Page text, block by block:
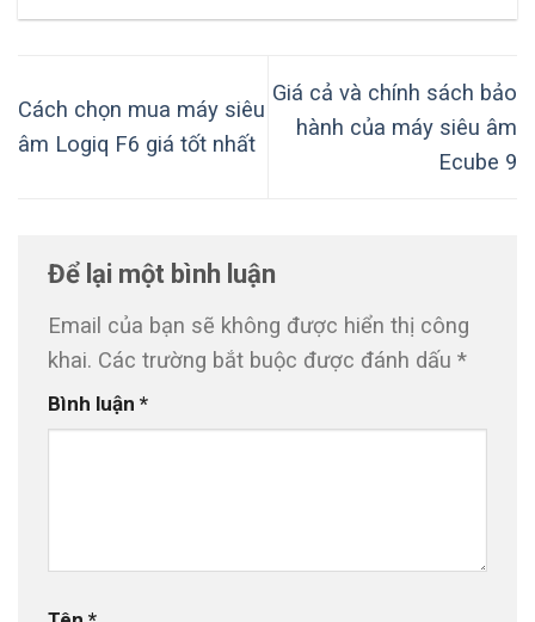
Cách chọn mua máy siêu
âm Logiq F6 giá tốt nhất
Giá cả và chính sách bảo
hành của máy siêu âm
Ecube 9
Để lại một bình luận
Email của bạn sẽ không được hiển thị công
khai. Các trường bắt buộc được đánh dấu *
Bình luận *